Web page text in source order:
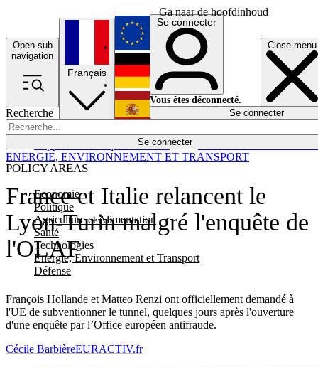
Ga naar de hoofdinhoud
Open sub
navigation
Close menu
Recherche
Se connecter
POLICY AREAS
Economie
Politique
Agriculture et Alimentation
Santé
Technologies
Energie, Environnement et Transport
Défense
Économie
Français
English
Deutsch
Español
Se connecter
Vous êtes déconnecté.
Se connecter
France et Italie relancent le
Lyon-Turin malgré l'enquête de
l'OLAF
François Hollande et Matteo Renzi ont officiellement demandé à
l'UE de subventionner le tunnel, quelques jours après l'ouverture
d'une enquête par l’Office européen antifraude.
ENERGIE, ENVIRONNEMENT ET TRANSPORT
Cécile BarbièreEURACTIV.fr